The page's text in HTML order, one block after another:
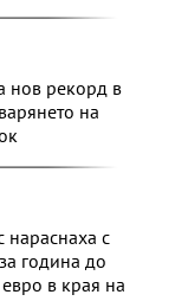
нов рекорд в
на
нараснаха с
година до
в края на